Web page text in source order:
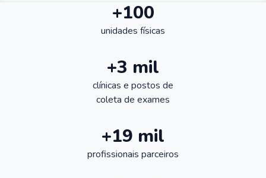
+100
unidades físicas
+3 mil
clínicas e postos de
coleta de exames
+19 mil
profissionais parceiros